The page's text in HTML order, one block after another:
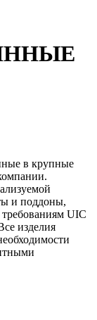
в крупные
и поддоны,
UIC
изделия